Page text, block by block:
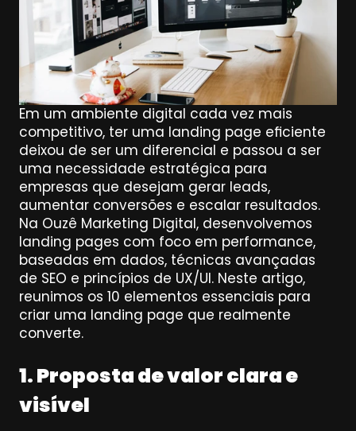
Em um ambiente digital cada vez mais
competitivo, ter uma landing page eficiente
deixou de ser um diferencial e passou a ser
uma necessidade estratégica para
empresas que desejam gerar leads,
aumentar conversões e escalar resultados.
Na Ouzê Marketing Digital, desenvolvemos
landing pages com foco em performance,
baseadas em dados, técnicas avançadas
de SEO e princípios de UX/UI. Neste artigo,
reunimos os 10 elementos essenciais para
criar uma landing page que realmente
converte.
1. Proposta de valor clara e
visível